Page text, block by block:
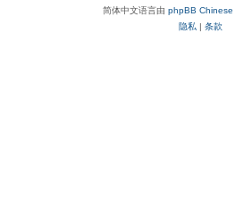
简体中文语言由 phpBB Chinese
隐私 | 条款